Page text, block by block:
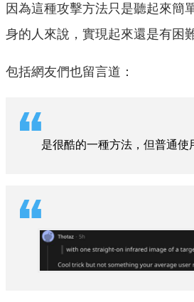
因為這種攻擊方法只是聽起來簡
身的人來說，實現起來還是有困
包括網友們也留言道：
是很酷的一種方法，但普通使